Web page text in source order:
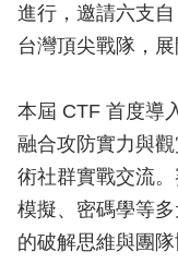
進行，邀請六支
台灣頂尖戰隊，展
本屆 CTF 首度導
融合攻防實力與
術社群實戰交流
模擬、密碼學等
的破解思維與團隊